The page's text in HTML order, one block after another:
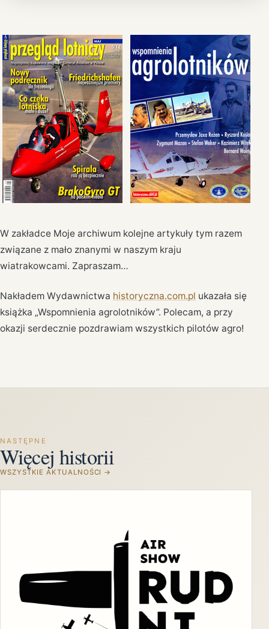
W zakładce Moje archiwum kolejne artykuły tym razem
związane z mało znanymi w naszym kraju
wiatrakowcami. Zapraszam…
Nakładem Wydawnictwa historyczna.com.pl ukazała się
książka „Wspomnienia agrolotników”. Polecam, a przy
okazji serdecznie pozdrawiam wszystkich pilotów agro!
NASTĘPNE
Więcej historii
WSZYSTKIE AKTUALNOŚCI →